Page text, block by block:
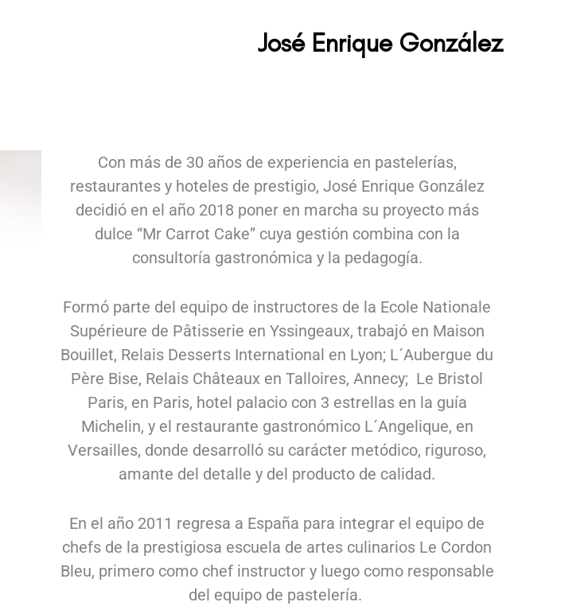
José Enrique González
Con más de 30 años de experiencia en pastelerías,
restaurantes y hoteles de prestigio, José Enrique González
decidió en el año 2018 poner en marcha su proyecto más
dulce “Mr Carrot Cake” cuya gestión combina con la
consultoría gastronómica y la pedagogía.
Formó parte del equipo de instructores de la Ecole Nationale
Supérieure de Pâtisserie en Yssingeaux, trabajó en Maison
Bouillet, Relais Desserts International en Lyon; L´Aubergue du
Père Bise, Relais Châteaux en Talloires, Annecy; Le Bristol
Paris, en Paris, hotel palacio con 3 estrellas en la guía
Michelin, y el restaurante gastronómico L´Angelique, en
Versailles, donde desarrolló su carácter metódico, riguroso,
amante del detalle y del producto de calidad.
En el año 2011 regresa a España para integrar el equipo de
chefs de la prestigiosa escuela de artes culinarios Le Cordon
Bleu, primero como chef instructor y luego como responsable
del equipo de pastelería.